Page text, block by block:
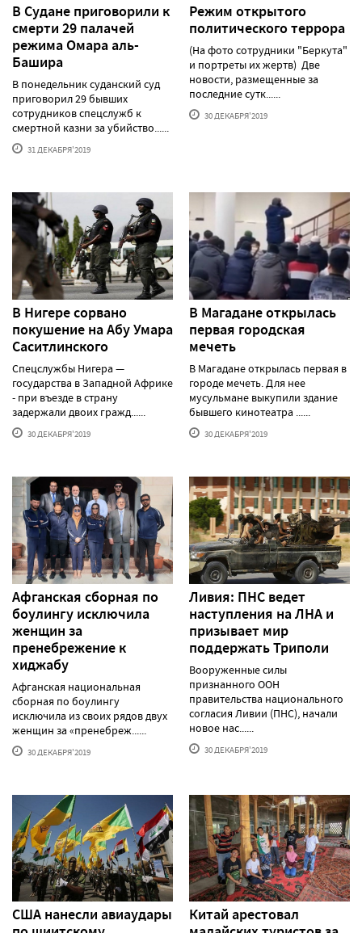
В Судане приговорили к
смерти 29 палачей
режима Омара аль-
Башира
В понедельник суданский суд
приговорил 29 бывших
сотрудников спецслужб к
смертной казни за убийство......
31 ДЕКАБРЯ'2019
Режим открытого
политического террора
(На фото сотрудники "Беркута"
и портреты их жертв) Две
новости, размещенные за
последние сутк......
30 ДЕКАБРЯ'2019
В Нигере сорвано
покушение на Абу Умара
Саситлинского
Спецслужбы Нигера —
государства в Западной Африке
- при въезде в страну
задержали двоих гражд......
30 ДЕКАБРЯ'2019
В Магадане открылась
первая городская
мечеть
В Магадане открылась первая в
городе мечеть. Для нее
мусульмане выкупили здание
бывшего кинотеатра ......
30 ДЕКАБРЯ'2019
Афганская сборная по
боулингу исключила
женщин за
пренебрежение к
хиджабу
Афганская национальная
сборная по боулингу
исключила из своих рядов двух
женщин за «пренебреж......
30 ДЕКАБРЯ'2019
Ливия: ПНС ведет
наступления на ЛНА и
призывает мир
поддержать Триполи
Вооруженные силы
признанного ООН
правительства национального
согласия Ливии (ПНС), начали
новое нас......
30 ДЕКАБРЯ'2019
США нанесли авиаудары
Китай арестовал